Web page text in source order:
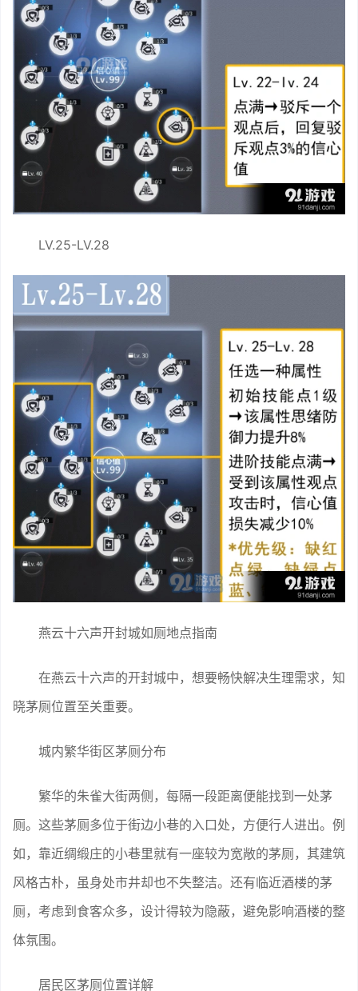
LV.25-LV.28
燕云十六声开封城如厕地点指南
在燕云十六声的开封城中，想要畅快解决生理需求，知
晓茅厕位置至关重要。
城内繁华街区茅厕分布
繁华的朱雀大街两侧，每隔一段距离便能找到一处茅
厕。这些茅厕多位于街边小巷的入口处，方便行人进出。例
如，靠近绸缎庄的小巷里就有一座较为宽敞的茅厕，其建筑
风格古朴，虽身处市井却也不失整洁。还有临近酒楼的茅
厕，考虑到食客众多，设计得较为隐蔽，避免影响酒楼的整
体氛围。
居民区茅厕位置详解